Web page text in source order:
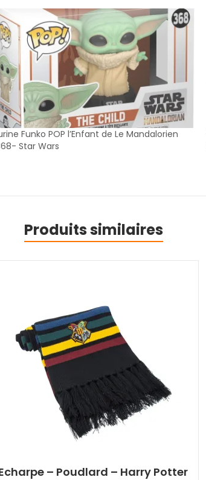
Funko POP l’Enfant de Le Mandalorien
Star Wars
Produits similaires
– Poudlard – Harry Potter